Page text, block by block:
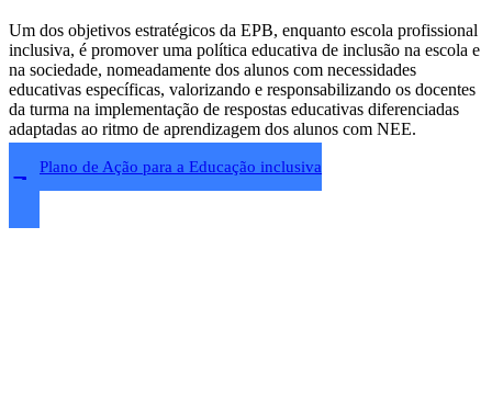
Um dos objetivos estratégicos da EPB, enquanto escola profissional
inclusiva, é promover uma política educativa de inclusão na escola e
na sociedade, nomeadamente dos alunos com necessidades
educativas específicas, valorizando e responsabilizando os docentes
da turma na implementação de respostas educativas diferenciadas
adaptadas ao ritmo de aprendizagem dos alunos com NEE.
Plano de Ação para a Educação inclusiva